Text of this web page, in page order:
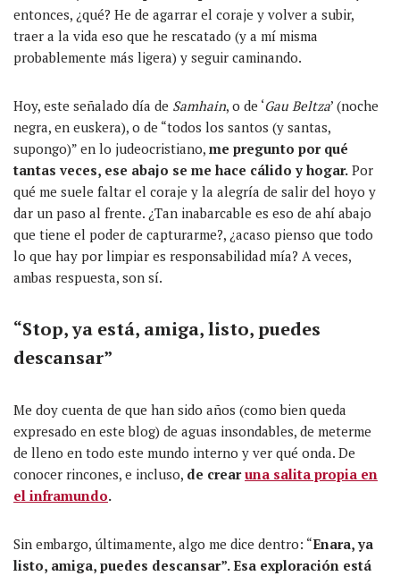
entonces, ¿qué? He de agarrar el coraje y volver a subir,
traer a la vida eso que he rescatado (y a mí misma
probablemente más ligera) y seguir caminando.
Hoy, este señalado día de Samhain, o de ‘Gau Beltza’ (noche
negra, en euskera), o de “todos los santos (y santas,
supongo)” en lo judeocristiano, me pregunto por qué
tantas veces, ese abajo se me hace cálido y hogar. Por
qué me suele faltar el coraje y la alegría de salir del hoyo y
dar un paso al frente. ¿Tan inabarcable es eso de ahí abajo
que tiene el poder de capturarme?, ¿acaso pienso que todo
lo que hay por limpiar es responsabilidad mía? A veces,
ambas respuesta, son sí.
“Stop, ya está, amiga, listo, puedes
descansar”
Me doy cuenta de que han sido años (como bien queda
expresado en este blog) de aguas insondables, de meterme
de lleno en todo este mundo interno y ver qué onda. De
conocer rincones, e incluso, de crearuna salita propia en
el inframundo.
Sin embargo, últimamente, algo me dice dentro: “Enara, ya
listo, amiga, puedes descansar”. Esa exploración está